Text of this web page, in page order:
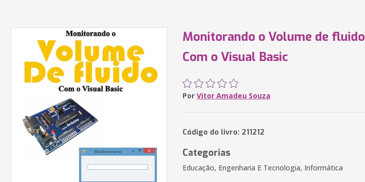
Monitorando o Volume de fluido
Com o Visual Basic
Por Vitor Amadeu Souza
Código do livro: 211212
Categorias
Educação, Engenharia E Tecnologia, Informática